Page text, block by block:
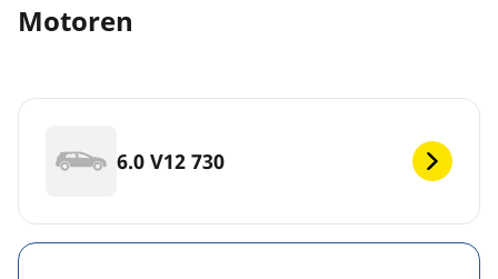
Motoren
6.0 V12 730